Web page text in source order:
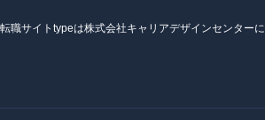
転職サイトtypeは株式会社キャリアデザインセンター